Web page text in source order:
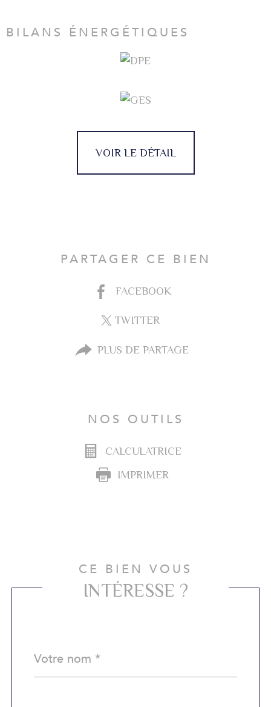
BILANS ÉNERGÉTIQUES
VOIR LE DÉTAIL
PARTAGER CE BIEN
FACEBOOK
TWITTER
PLUS DE PARTAGE
NOS OUTILS
CALCULATRICE
IMPRIMER
CE BIEN VOUS
INTÉRESSE ?
par
défaut
*